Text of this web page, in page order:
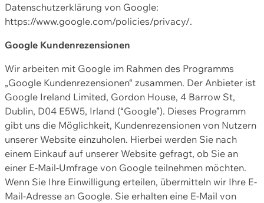
Datenschutzerklärung von Google:
https://www.google.com/policies/privacy/.
Google Kundenrezensionen
Wir arbeiten mit Google im Rahmen des Programms
„Google Kundenrezensionen“ zusammen. Der Anbieter ist
Google Ireland Limited, Gordon House, 4 Barrow St,
Dublin, D04 E5W5, Irland (“Google”). Dieses Programm
gibt uns die Möglichkeit, Kundenrezensionen von Nutzern
unserer Website einzuholen. Hierbei werden Sie nach
einem Einkauf auf unserer Website gefragt, ob Sie an
einer E-Mail-Umfrage von Google teilnehmen möchten.
Wenn Sie Ihre Einwilligung erteilen, übermitteln wir Ihre E-
Mail-Adresse an Google. Sie erhalten eine E-Mail von